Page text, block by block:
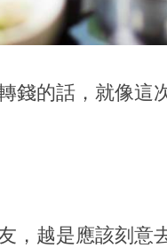
錢的話，就像這
，越是應該刻意